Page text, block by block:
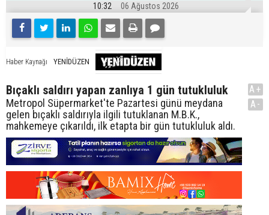
10:32 06 Ağustos 2026
Haber Kaynağı YENİDÜZEN
Bıçaklı saldırı yapan zanlıya 1 gün tutukluluk
Metropol Süpermarket'te Pazartesi günü meydana
gelen bıçaklı saldırıyla ilgili tutuklanan M.B.K.,
mahkemeye çıkarıldı, ilk etapta bir gün tutukluluk aldı.
A+
A-